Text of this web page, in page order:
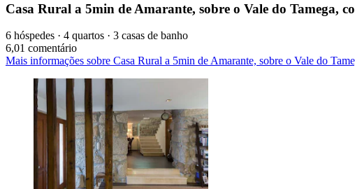
Casa Rural a 5min de Amarante, sobre o Vale do Tamega,
6 hóspedes · 4 quartos · 3 casas de banho
6,01 comentário
Mais informações sobre Casa Rural a 5min de Amarante, sobre o Vale do